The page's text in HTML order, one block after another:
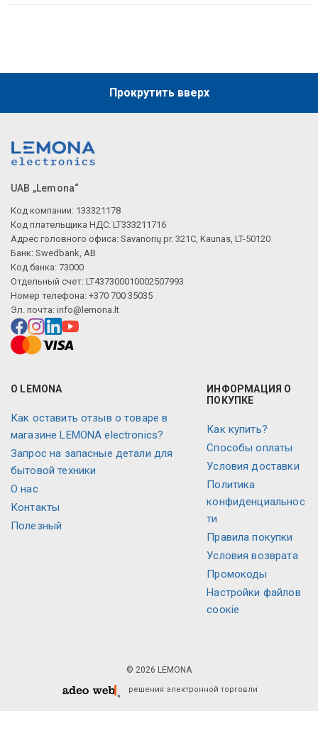
Прокрутить вверх
UAB „Lemona“
Код компании: 133321178
Код плательщика НДС: LT333211716
Адрес головного офиса: Savanorių pr. 321C, Kaunas, LT-50120
Банк: Swedbank, AB
Код банка: 73000
Отдельный счет: LT437300010002507993
Номер телефона: +370 700 35035
Эл. почта: info@lemona.lt
О LEMONA
Как оставить отзыв о товаре в
магазине LEMONA electronics?
Запрос на запасные детали для
бытовой техники
O нас
Контакты
Полезный
ИНФОРМАЦИЯ О
ПОКУПКЕ
Как купить?
Способы оплаты
Условия доставки
Политика
конфиденциальнос
ти
Правила покупки
Условия возврата
Промокоды
Настройки файлов
соокіе
© 2026 LEMONA
решения электронной торговли